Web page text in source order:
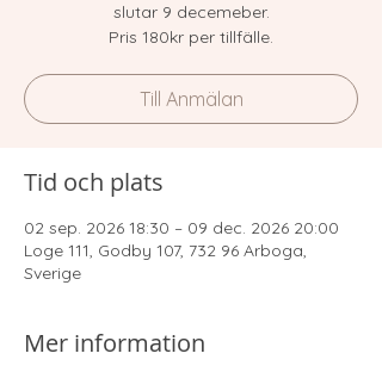
slutar 9 decemeber.
Pris 180kr per tillfälle.
Till Anmälan
Tid och plats
02 sep. 2026 18:30 – 09 dec. 2026 20:00
Loge 111, Godby 107, 732 96 Arboga,
Sverige
Mer information